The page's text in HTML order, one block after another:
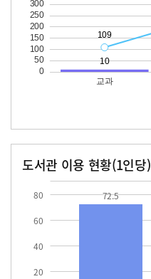
도서관 이용 현황(1인당)
20
40
60
80
72.5